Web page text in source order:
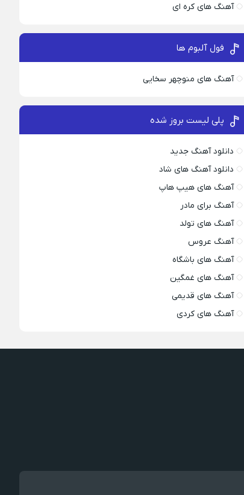
آهنگ های کره ای
فول آلبوم ها
آهنگ های منوچهر سخایی
پلی لیست بروز شده
دانلود آهنگ جدید
دانلود آهنگ های شاد
آهنگ های هیپ هاپ
آهنگ برای مادر
آهنگ های تولد
آهنگ عروس
آهنگ های باشگاه
آهنگ های غمگین
آهنگ های قدیمی
آهنگ های کردی